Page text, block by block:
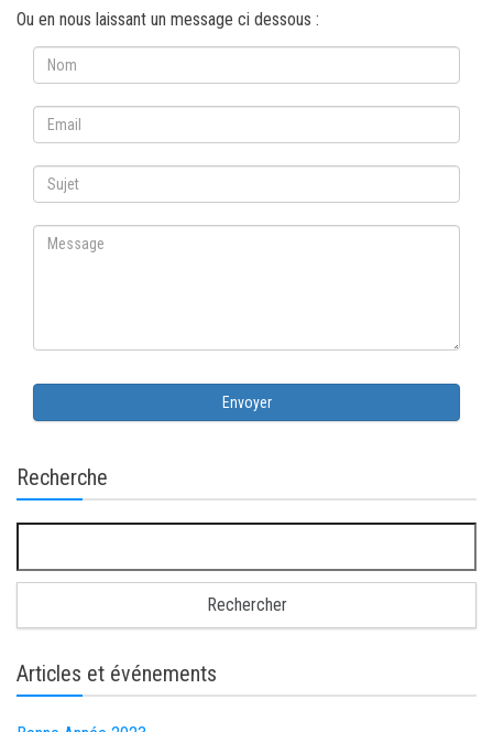
Ou en nous laissant un message ci dessous :
Envoyer
Recherche
Articles et événements